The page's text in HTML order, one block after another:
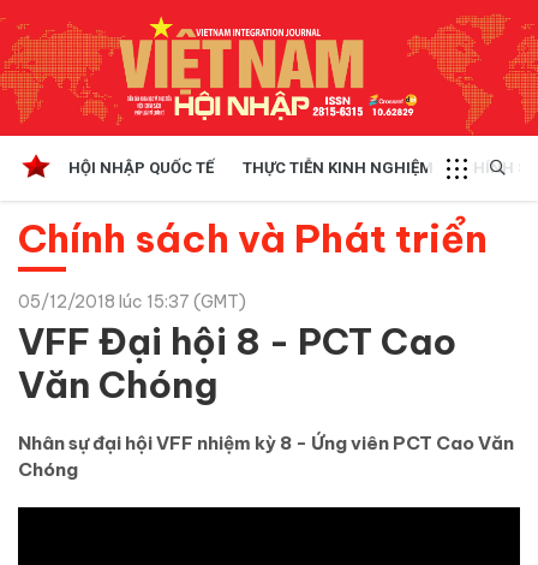
HỘI NHẬP QUỐC TẾ THỰC TIỄN KINH NGHIỆM CHÍNH
Chính sách và Phát triển
05/12/2018 lúc 15:37 (GMT)
VFF Đại hội 8 - PCT Cao
Văn Chóng
Nhân sự đại hội VFF nhiệm kỳ 8 - Ứng viên PCT Cao Văn
Chóng